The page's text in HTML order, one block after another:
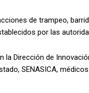
de trampeo,
por las
Dirección de
SENASICA,